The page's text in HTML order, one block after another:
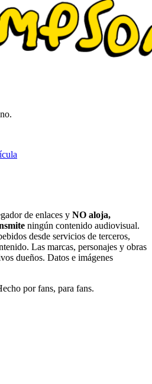
de enlaces y NO aloja,
ningún contenido audiovisual.
desde servicios de terceros,
Las marcas, personajes y obras
dueños. Datos e imágenes
por fans, para fans.